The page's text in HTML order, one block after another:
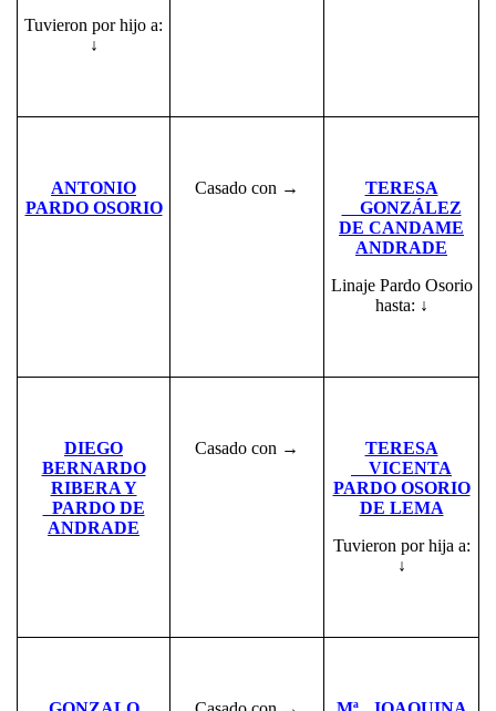
Tuvieron por hijo a:
↓
ANTONIO
PARDO OSORIO
Casado con →
TERESA
GONZÁLEZ
DE CANDAME
ANDRADE
Linaje Pardo Osorio
hasta: ↓
DIEGO
BERNARDO
RIBERA Y
PARDO DE
ANDRADE
Casado con →
TERESA
VICENTA
PARDO OSORIO
DE LEMA
Tuvieron por hija a:
↓